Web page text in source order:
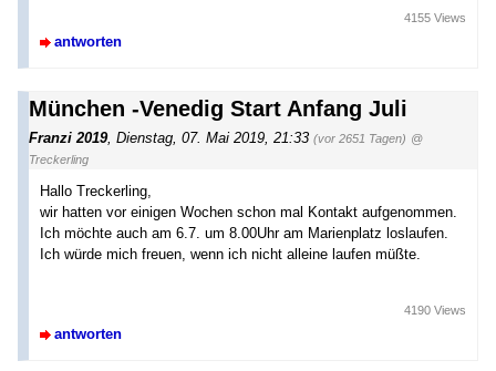
antworten
4155 Views
München -Venedig Start Anfang Juli
Franzi 2019, Dienstag, 07. Mai 2019, 21:33 (vor 2651 Tagen) @
Treckerling
Hallo Treckerling,
wir hatten vor einigen Wochen schon mal Kontakt aufgenommen.
Ich möchte auch am 6.7. um 8.00Uhr am Marienplatz loslaufen.
Ich würde mich freuen, wenn ich nicht alleine laufen müßte.
antworten
4190 Views